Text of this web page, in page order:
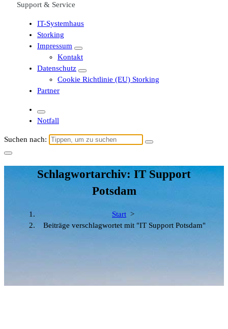
Support & Service
IT-Systemhaus
Storking
Impressum
Kontakt
Datenschutz
Cookie Richtlinie (EU) Storking
Partner
Notfall
Suchen nach:
Schlagwortarchiv: IT Support
Potsdam
Start >
Beiträge verschlagwortet mit "IT Support Potsdam"